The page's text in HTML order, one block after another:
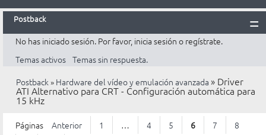
Postback
Inicio
Postback
Reglas
Búsqueda
Registrarte
No has iniciado sesión. Por favor, inicia sesión o regístrate.
Temas activos Temas sin respuesta.
Postback» Hardware del vídeo y emulación avanzada » Driver
ATI Alternativo para CRT - Configuración automática para
15 kHz
Páginas Anterior 1 … 4 5 6 7
8